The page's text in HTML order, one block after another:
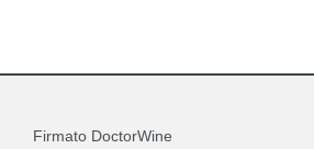
Firmato DoctorWine